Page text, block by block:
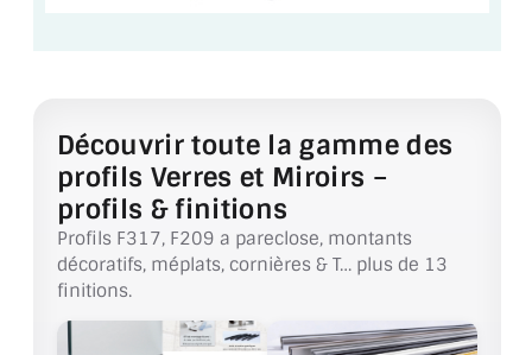
VERRIÈRE TYPE ATELIER
VERRES TEXTURÉS
PLEXIGLAS PMMA
DOUBLE VITRAGE
ACCESSOIRES & QUINCAILLERIE
Découvrir toute la gamme des
profils Verres et Miroirs –
profils & finitions
Profils F317, F209 a pareclose, montants
décoratifs, méplats, cornières & T… plus de 13
finitions.